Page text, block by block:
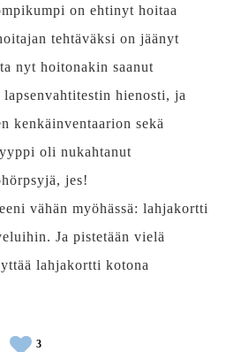
on ehtinyt hoitaa
tehtäväksi on jäänyt
nyt hoitonakin saanut
hienosti, ja
kenkäinventaarion sekä
oli nukahtanut
jes!
vähän myöhässä: lahjakortti
Ja pistetään vielä
lahjakortti kotona
3